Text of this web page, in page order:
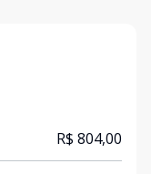
R$ 804,00